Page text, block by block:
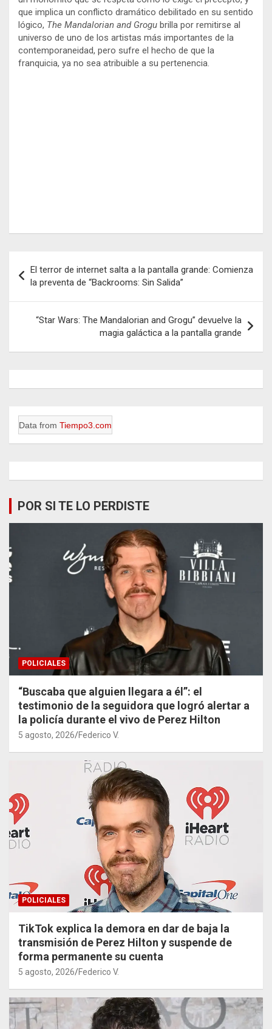
que implica un conflicto dramático debilitado en su sentido
lógico, The Mandalorian and Grogu brilla por remitirse al
universo de uno de los artistas más importantes de la
contemporaneidad, pero sufre el hecho de que la
franquicia, ya no sea atribuible a su pertenencia.
de
entradas
El terror de internet salta a la pantalla grande: Comienza
la preventa de “Backrooms: Sin Salida”
“Star Wars: The Mandalorian and Grogu” devuelve la
magia galáctica a la pantalla grande
Data from Tiempo3.com
POR SI TE LO PERDISTE
POLICIALES
“Buscaba que alguien llegara a él”: el
testimonio de la seguidora que logró alertar a
la policía durante el vivo de Perez Hilton
5 agosto, 2026 Federico V.
POLICIALES
TikTok explica la demora en dar de baja la
transmisión de Perez Hilton y suspende de
forma permanente su cuenta
5 agosto, 2026 Federico V.